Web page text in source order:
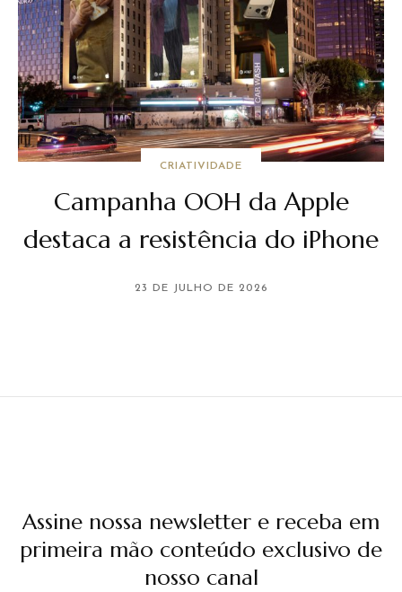
CRIATIVIDADE
Campanha OOH da Apple
destaca a resistência do iPhone
23 DE JULHO DE 2026
Assine nossa newsletter e receba em
primeira mão conteúdo exclusivo de
nosso canal